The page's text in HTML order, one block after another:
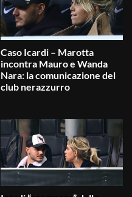
Caso Icardi – Marotta
incontra Mauro e Wanda
Nara: la comunicazione del
club nerazzurro